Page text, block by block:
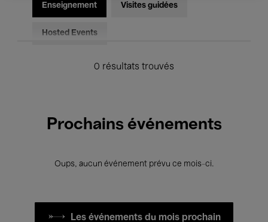
Enseignement Visites guidées
Hosted Events
0 résultats trouvés
Prochains événements
Oups, aucun événement prévu ce mois-ci.
Les événements du mois prochain